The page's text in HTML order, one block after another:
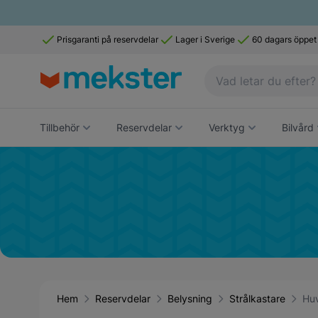
Prisgaranti på reservdelar Lager i Sverige 60 dagars
Tillbehör Reservdelar Verktyg Bilvård
Hem Reservdelar Belysning Strålkastare